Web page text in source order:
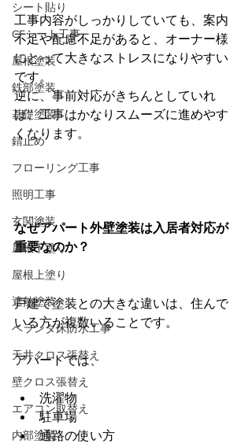
シート貼り
CFシート工事
屋根塗装
鉄部塗装
基礎塗装
錆止め
フローリング工事
照明工事
玄関塗装
屋根下塗り
屋根上塗り
遮熱塗装
ベランダ床防水工事
天井クロス張替え
壁クロス張替え
エアコン取替え
内部塗装
工事内容がしっかりしていても、案内
不足や配慮不足があると、オーナー様
にとって大きなストレスになりやすい
です。
逆に、事前対応がきちんとしていれ
ば、工事はかなりスムーズに進めやす
くなります。
なぜアパート外壁塗装は入居者対応が
重要なのか？
戸建て塗装との大きな違いは、住んで
いる方が複数いることです。
アパートでは、
洗濯物
駐車場
通路の使い方